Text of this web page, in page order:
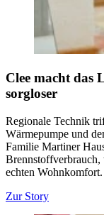
Clee macht das
sorgloser
Regionale Technik
Wärmepumpe und
Familie Martiner
Brennstoffverbrauch,
echten Wohnkomfort.
Zur Story